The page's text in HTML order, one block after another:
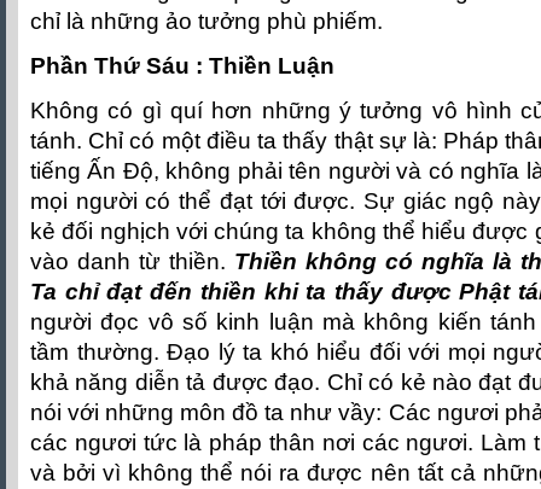
chỉ là những ảo tưởng phù phiếm.
Phần Thứ Sáu : Thiền Luận
Không có gì quí hơn những ý tưởng vô hình
tánh. Chỉ có một điều ta thấy thật sự là: Pháp
tiếng Ấn Ðộ, không phải tên người và có nghĩa
mọi người có thể đạt tới được. Sự giác ngộ
kẻ đối nghịch với chúng ta không thể hiểu được
vào danh từ thiền. Thiền không có nghĩa là
Ta chỉ đạt đến thiền khi ta thấy được Phật
người đọc vô số kinh luận mà không kiến
tầm thường. Ðạo lý ta khó hiểu đối với mọi
khả năng diễn tả được đạo. Chỉ có kẻ nào đạt
nói với những môn đồ ta như vầy: Các ngươi
các ngươi tức là pháp thân nơi các ngươi. Làm
và bởi vì không thể nói ra được nên tất cả